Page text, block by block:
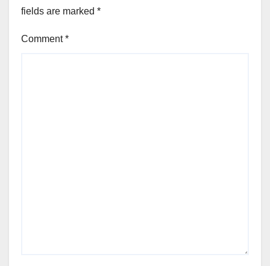
fields are marked *
Comment*